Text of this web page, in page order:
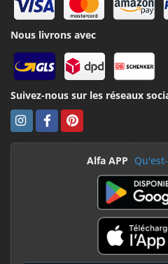
Nous livrons avec
Suivez-nous sur les réseaux
Alfa APP